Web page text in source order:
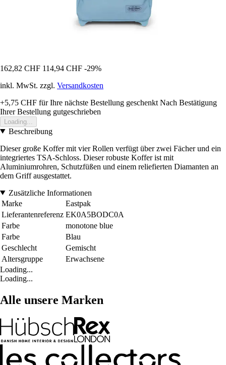
162,82 CHF 114,94 CHF -29%
inkl. MwSt. zzgl. Versandkosten
+5,75 CHF für Ihre nächste Bestellung geschenkt Nach Bestätigung
Ihrer Bestellung gutgeschrieben
Loading...
Beschreibung
Dieser große Koffer mit vier Rollen verfügt über zwei Fächer und ein
integriertes TSA-Schloss. Dieser robuste Koffer ist mit
Aluminiumrohren, Schutzfüßen und einem reliefierten Diamanten an
dem Griff ausgestattet.
Zusätzliche Informationen
Marke
Eastpak
Lieferantenreferenz EK0A5BODC0A
Farbe
monotone blue
Farbe
Blau
Geschlecht
Gemischt
Altersgruppe
Erwachsene
Loading...
Loading...
Alle unsere Marken